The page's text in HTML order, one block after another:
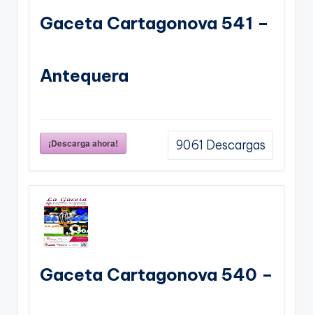
Gaceta Cartagonova 541 –
Antequera
¡Descarga ahora! 9061 Descargas
Gaceta Cartagonova 540 –